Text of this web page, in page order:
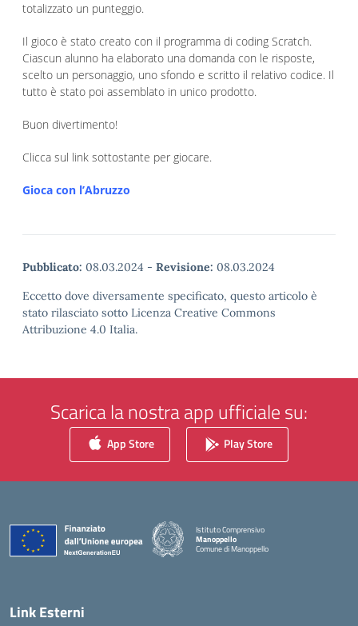
totalizzato un punteggio.
Il gioco è stato creato con il programma di coding Scratch.
Ciascun alunno ha elaborato una domanda con le risposte,
scelto un personaggio, uno sfondo e scritto il relativo codice. Il
tutto è stato poi assemblato in unico prodotto.
Buon divertimento!
Clicca sul link sottostante per giocare.
Gioca con l’Abruzzo
Pubblicato: 08.03.2024 - Revisione: 08.03.2024
Eccetto dove diversamente specificato, questo articolo è
stato rilasciato sotto Licenza Creative Commons
Attribuzione 4.0 Italia.
Scarica la nostra app ufficiale su:
App Store Play Store
Istituto Comprensivo
Manoppello
Comune di Manoppello
— Visita la pagina iniziale della scuola
Link Esterni